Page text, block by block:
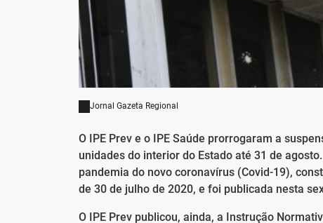
Jornal Gazeta Regional
O IPE Prev e o IPE Saúde prorrogaram a
unidades do interior do Estado até 31 de
pandemia do novo coronavírus (Covid-19),
de 30 de julho de 2020, e foi publicada nesta
O IPE Prev publicou, ainda, a Instrução